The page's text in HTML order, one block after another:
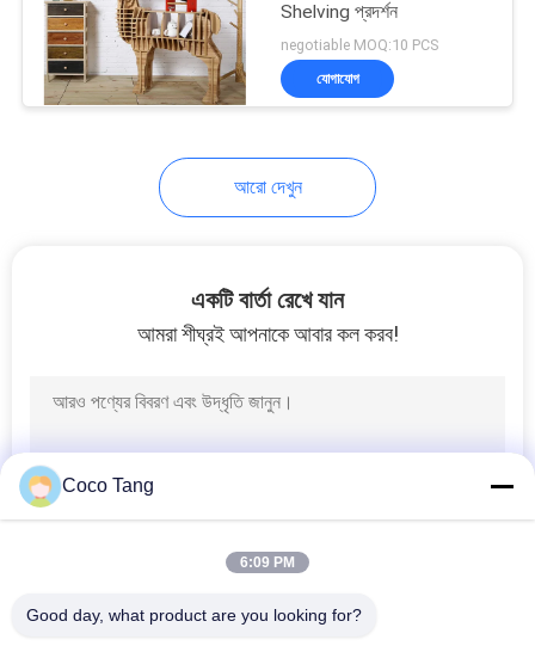
Shelving প্রদর্শন
negotiable MOQ:10 PCS
যোগাযোগ
আরো দেখুন
একটি বার্তা রেখে যান
আমরা শীঘ্রই আপনাকে আবার কল করব!
Coco Tang
6:09 PM
Good day, what product are you looking for?